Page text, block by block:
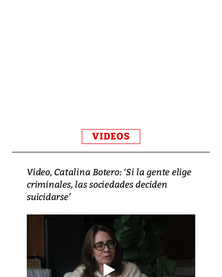
VIDEOS
Video, Catalina Botero: ‘Si la gente elige
criminales, las sociedades deciden
suicidarse’